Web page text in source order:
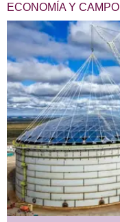
ECONOMÍA Y CAMPO